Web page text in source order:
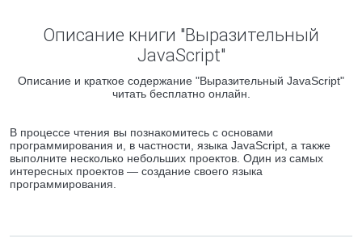
Описание книги "Выразительный
JavaScript"
Описание и краткое содержание "Выразительный JavaScript"
читать бесплатно онлайн.
В процессе чтения вы познакомитесь с основами
программирования и, в частности, языка JavaScript, а также
выполните несколько небольших проектов. Один из самых
интересных проектов — создание своего языка
программирования.